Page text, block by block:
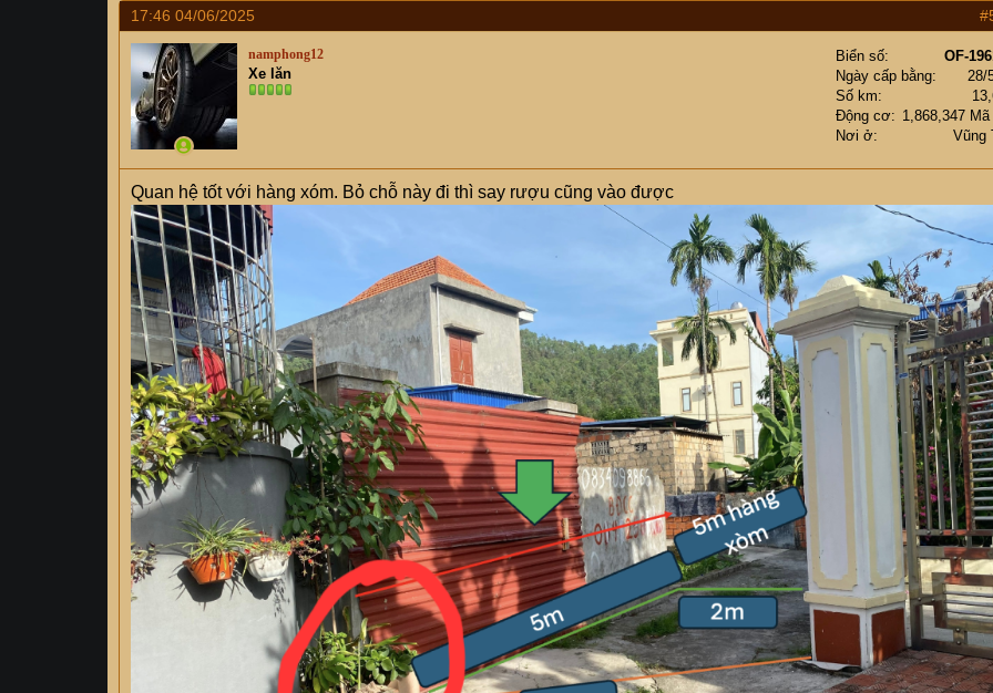
17:46 04/06/2025
namphong12
Xe lăn
Biển số
OF-
Ngày cấp bằng
28/
Số km
Động cơ
1,868,347
Nơi ở
Vũng
Quan hệ tốt với hàng xóm. Bỏ chỗ này đi thì say rượu cũng vào được